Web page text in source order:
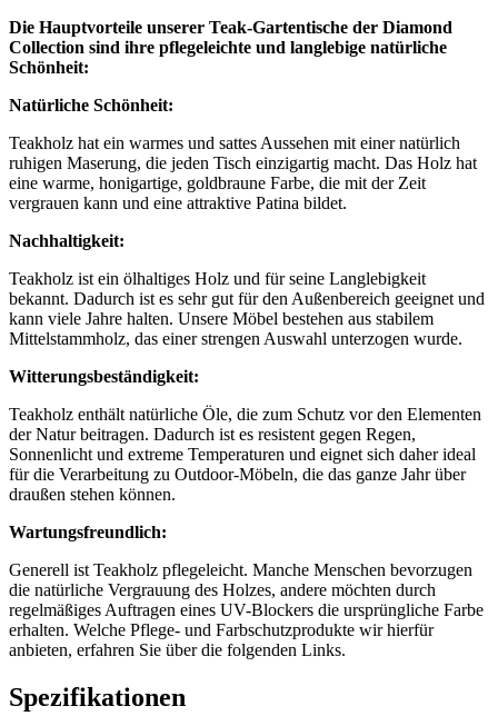
Die Hauptvorteile unserer Teak-Gartentische der Diamond
Collection sind ihre pflegeleichte und langlebige natürliche
Schönheit:
Natürliche Schönheit:
Teakholz hat ein warmes und sattes Aussehen mit einer natürlich
ruhigen Maserung, die jeden Tisch einzigartig macht. Das Holz hat
eine warme, honigartige, goldbraune Farbe, die mit der Zeit
vergrauen kann und eine attraktive Patina bildet.
Nachhaltigkeit:
Teakholz ist ein ölhaltiges Holz und für seine Langlebigkeit
bekannt. Dadurch ist es sehr gut für den Außenbereich geeignet und
kann viele Jahre halten. Unsere Möbel bestehen aus stabilem
Mittelstammholz, das einer strengen Auswahl unterzogen wurde.
Witterungsbeständigkeit:
Teakholz enthält natürliche Öle, die zum Schutz vor den Elementen
der Natur beitragen. Dadurch ist es resistent gegen Regen,
Sonnenlicht und extreme Temperaturen und eignet sich daher ideal
für die Verarbeitung zu Outdoor-Möbeln, die das ganze Jahr über
draußen stehen können.
Wartungsfreundlich:
Generell ist Teakholz pflegeleicht. Manche Menschen bevorzugen
die natürliche Vergrauung des Holzes, andere möchten durch
regelmäßiges Auftragen eines UV-Blockers die ursprüngliche Farbe
erhalten. Welche Pflege- und Farbschutzprodukte wir hierfür
anbieten, erfahren Sie über die folgenden Links.
Spezifikationen